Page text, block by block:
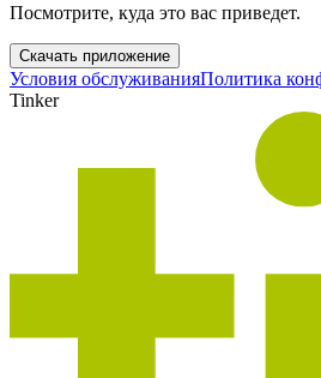
Посмотрите, куда это вас приведет.
Скачать приложение
Условия обслуживанияПолитика
Tinker